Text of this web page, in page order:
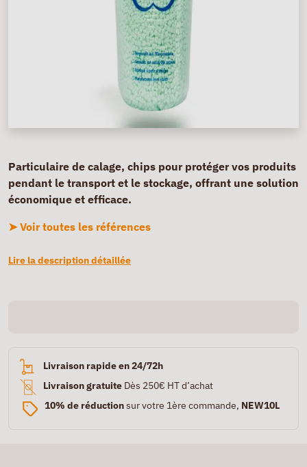
Particulaire de calage, chips pour protéger vos produits
pendant le transport et le stockage, offrant une solution
économique et efficace.
➤ Voir toutes les références
Lire la description détaillée
Livraison rapide en 24/72h
Livraison gratuite Dès 250€ HT d’achat
10% de réductionsur votre 1ère commande, NEW10L